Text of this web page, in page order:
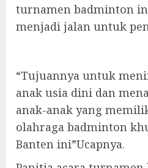
turnamen badminton
menjadi jalan untuk
“Tujuannya untuk
anak usia dini dan
anak-anak yang
olahraga badminton
Banten ini”Ucapnya.